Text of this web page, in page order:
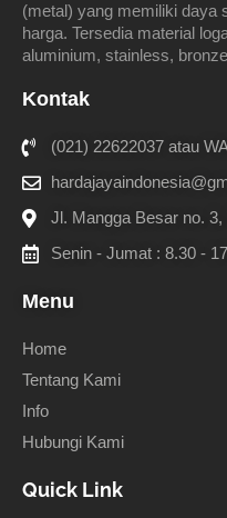
(metal) yang memiliki daya
harga. Tersedia material
aluminium, stainless,
Kontak
(021) 22622037 atau
Jl. Mangga Besar no.
Senin - Jumat : 8.30 -
Menu
Home
Tentang Kami
Info
Hubungi Kami
Quick Link